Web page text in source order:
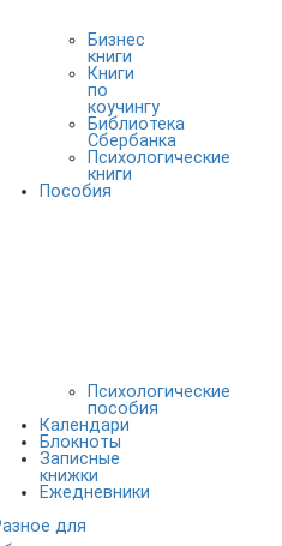
Бизнес
книги
Книги
по
коучингу
Библиотека
Сбербанка
Психологические
книги
Пособия
Психологические
пособия
Календари
Блокноты
Записные
книжки
Ежедневники
для